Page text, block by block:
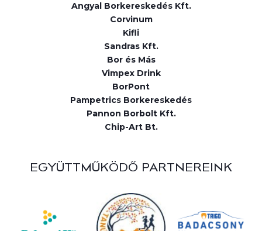
Angyal Borkereskedés Kft.
Corvinum
Kifli
Sandras Kft.
Bor és Más
Vimpex Drink
BorPont
Pampetrics Borkereskedés
Pannon Borbolt Kft.
Chip-Art Bt.
EGYÜTTMŰKÖDŐ PARTNEREINK